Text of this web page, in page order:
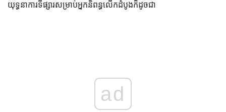
យុទ្ធនាការទីផ្សារសម្រាប់អ្នកនិពន្ធលើកដំបូងក៏ដូចជា
ad